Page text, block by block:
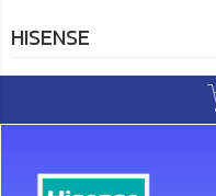
HISENSE